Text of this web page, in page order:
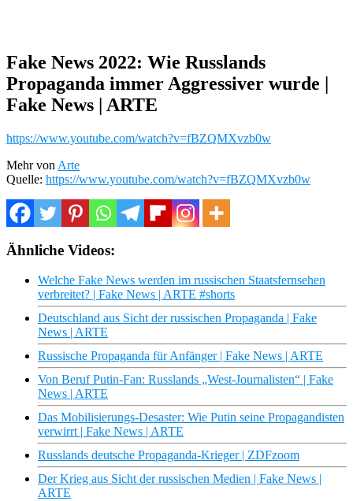
Fake News 2022: Wie Russlands
Propaganda immer Aggressiver wurde |
Fake News | ARTE
https://www.youtube.com/watch?v=fBZQMXvzb0w
Mehr von Arte
Quelle: https://www.youtube.com/watch?v=fBZQMXvzb0w
Ähnliche Videos:
Welche Fake News werden im russischen Staatsfernsehen
verbreitet? | Fake News | ARTE #shorts
Deutschland aus Sicht der russischen Propaganda | Fake
News | ARTE
Russische Propaganda für Anfänger | Fake News | ARTE
Von Beruf Putin-Fan: Russlands „West-Journalisten“ | Fake
News | ARTE
Das Mobilisierungs-Desaster: Wie Putin seine Propagandisten
verwirrt | Fake News | ARTE
Russlands deutsche Propaganda-Krieger | ZDFzoom
Der Krieg aus Sicht der russischen Medien | Fake News |
ARTE